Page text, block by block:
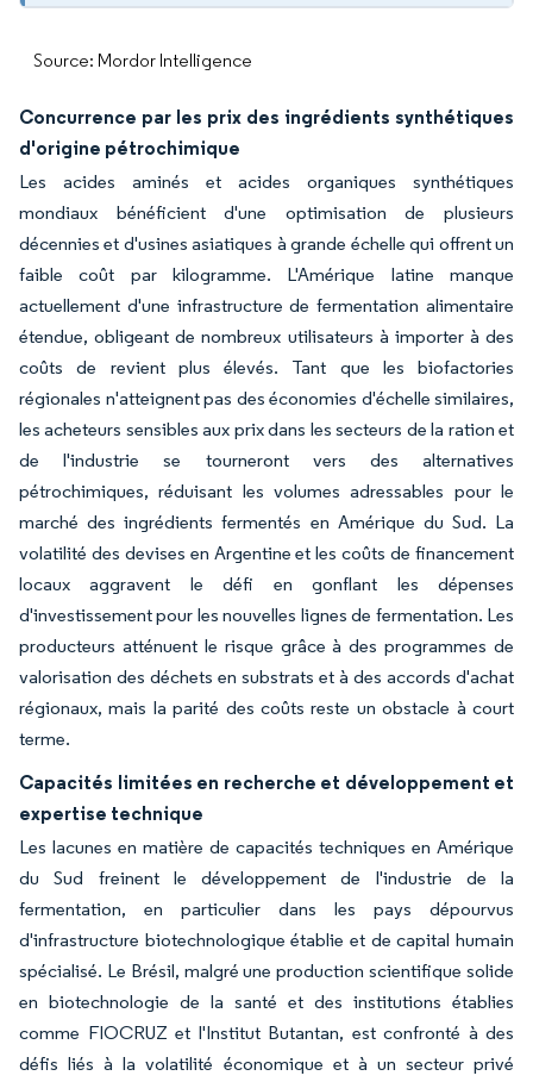
Source: Mordor Intelligence
Concurrence par les prix des ingrédients synthétiques
d'origine pétrochimique
Les acides aminés et acides organiques synthétiques
mondiaux bénéficient d'une optimisation de plusieurs
décennies et d'usines asiatiques à grande échelle qui offrent un
faible coût par kilogramme. L'Amérique latine manque
actuellement d'une infrastructure de fermentation alimentaire
étendue, obligeant de nombreux utilisateurs à importer à des
coûts de revient plus élevés. Tant que les biofactories
régionales n'atteignent pas des économies d'échelle similaires,
les acheteurs sensibles aux prix dans les secteurs de la ration et
de l'industrie se tourneront vers des alternatives
pétrochimiques, réduisant les volumes adressables pour le
marché des ingrédients fermentés en Amérique du Sud. La
volatilité des devises en Argentine et les coûts de financement
locaux aggravent le défi en gonflant les dépenses
d'investissement pour les nouvelles lignes de fermentation. Les
producteurs atténuent le risque grâce à des programmes de
valorisation des déchets en substrats et à des accords d'achat
régionaux, mais la parité des coûts reste un obstacle à court
terme.
Capacités limitées en recherche et développement et
expertise technique
Les lacunes en matière de capacités techniques en Amérique
du Sud freinent le développement de l'industrie de la
fermentation, en particulier dans les pays dépourvus
d'infrastructure biotechnologique établie et de capital humain
spécialisé. Le Brésil, malgré une production scientifique solide
en biotechnologie de la santé et des institutions établies
comme FIOCRUZ et l'Institut Butantan, est confronté à des
défis liés à la volatilité économique et à un secteur privé